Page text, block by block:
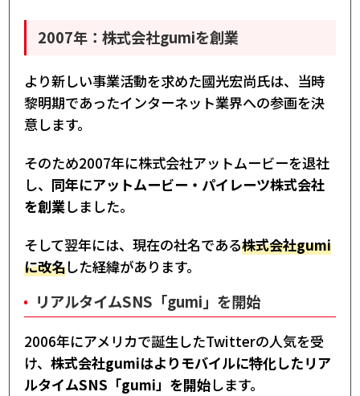
2007年：株式会社gumiを創業
より新しい事業活動を求めた國光宏尚氏は、当時
黎明期であったインターネット業界への参画を決
意します。
そのため2007年に株式会社アットムービーを退社
し、 同年にアットムービー・パイレーツ株式会社
を創業しました。
そして翌年には、現在の社名である株式会社gumi
に改名した経緯があります。
リアルタイムSNS「gumi」を開始
2006年にアメリカで誕生したTwitterの人気を受
け、 株式会社gumiはよりモバイルに特化したリア
ルタイムSNS「gumi」を開始します。